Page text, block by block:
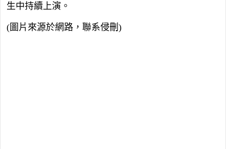
生中持續上演。
(圖片來源於網路，聯系侵刪)